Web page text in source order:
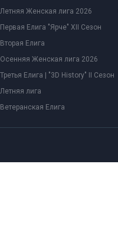
Летняя Женская лига 2026
Первая Елига "Ярче" XII Сезон
Вторая Елига
Осенняя Женская лига 2026
Третья Елига | "3D History" II Сезон
Летняя лига
Ветеранская Елига